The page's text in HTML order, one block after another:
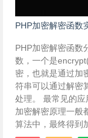
PHP加密解密函数
PHP加密解密函数
数，一个是
密，也就是通过加
符串可以通过解密
处理。 最常见的应
加密解密原理一般
算法中，最终得到